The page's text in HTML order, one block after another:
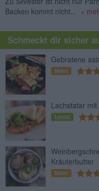
Backen kommt nicht...
»
Schmeckt dir sicher
Gebratene
Mittel
Lachstatar mit
Leicht
Kräuterbutter
Mittel